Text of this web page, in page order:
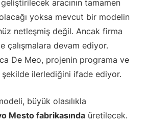
geliştirilecek aracının tamamen
yoksa mevcut bir modelin
netleşmiş değil. Ancak firma
çalışmalara devam ediyor.
De Meo, projenin programa ve
ilerlediğini ifade ediyor.
büyük olasılıkla
Mesto fabrikasında üretilecek.